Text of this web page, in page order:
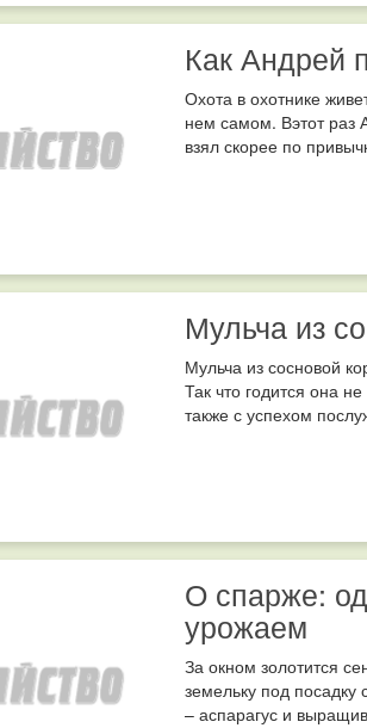
Как Андрей
Охота в охотнике
нем самом. Вэтот раз
взял скорее по
Мульча из
Мульча из сосновой
Так что годится она
также с успехом
О спарже:
урожаем
За окном золотится
земельку под
– аспарагус и